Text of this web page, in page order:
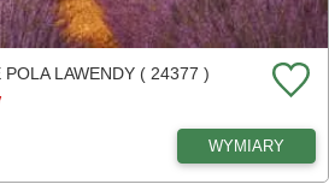
LAWENDY ( 24377 )
WYMIARY